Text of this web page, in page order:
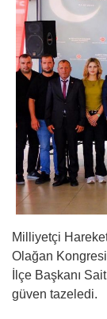
Milliyetçi
Olağan
İlçe Başkanı
güven tazeledi.